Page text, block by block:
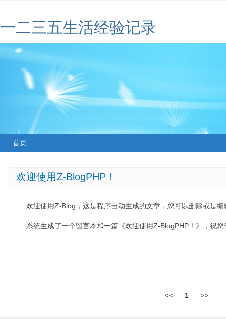
一二三五生活经验记录
首页
欢迎使用Z-BlogPHP！
欢迎使用Z-Blog，这是程序自动生成的文章，您可以删除或是编
系统生成了一个留言本和一篇《欢迎使用Z-BlogPHP！》，祝
<< 1 >>